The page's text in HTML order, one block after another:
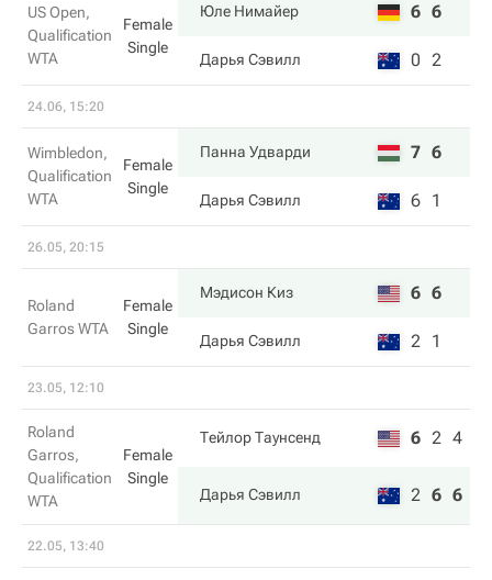
US Open,
Qualification
WTA
Female
Single
Юле Нимайер 6 6
Дарья Сэвилл 0 2
24.06, 15:20
Wimbledon,
Qualification
WTA
Female
Single
Панна Удварди 7 6
Дарья Сэвилл 6 1
26.05, 20:15
Roland
Garros WTA
Female
Single
Мэдисон Киз 6 6
Дарья Сэвилл 2 1
23.05, 12:10
Roland
Garros,
Qualification
WTA
Female
Single
Тейлор Таунсенд 6 2 4
Дарья Сэвилл 2 6 6
22.05, 13:40